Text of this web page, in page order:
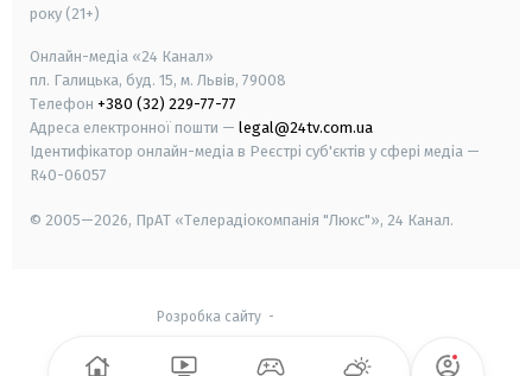
року (21+)
Онлайн-медіа «24 Канал»
пл. Галицька, буд. 15, м. Львів, 79008
Телефон +380 (32) 229-77-77
Адреса електронної пошти — legal@24tv.com.ua
Ідентифікатор онлайн-медіа в Реєстрі суб'єктів у сфері медіа —
R40-06057
© 2005—2026, ПрАТ «Телерадіокомпанія "Люкс"», 24 Канал.
Розробка сайту-